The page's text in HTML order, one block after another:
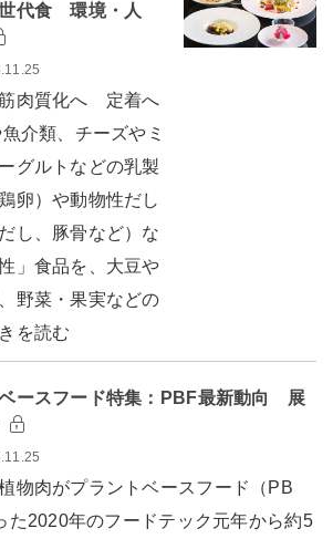
代食 環境・人
肉質化へ 定着へ
介類、チーズやミ
グルトなどの乳製
卵）や動物性だし
し、豚骨など）な
」食品を、大豆や
野菜・果実などの
を読む
ースフード特集：PBF最新動向 展
物肉がプラントベースフード（PB
た2020年のフードテック元年から約5